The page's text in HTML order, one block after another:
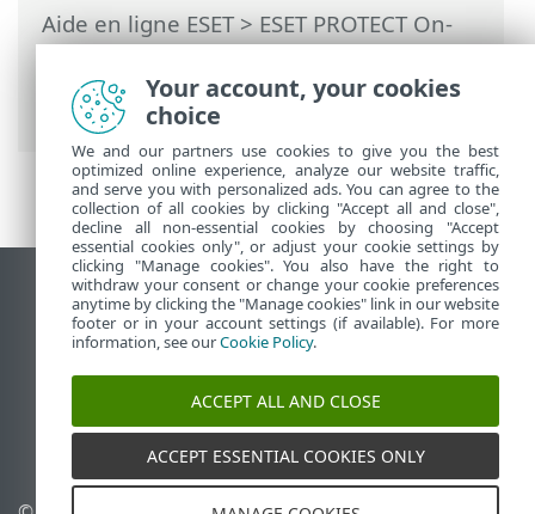
Aide en ligne ESET>ESET PROTECT On-
Prem>Utilisation d'ESET PROTECT On-
Prem>ESET PROTECT On-Prem Menu
principal
>Plus> Certificats
Afficher le site des postes de travail
End of Life
Base de connaissances ESET
Forum ESET
ESET Status Portal
Support régional
Your account, your cookies
choice
We and our partners use cookies to give you the best
optimized online experience, analyze our website traffic,
and serve you with personalized ads. You can agree to the
collection of all cookies by clicking "Accept all and close",
decline all non-essential cookies by choosing "Accept
essential cookies only", or adjust your cookie settings by
clicking "Manage cookies". You also have the right to
withdraw your consent or change your cookie preferences
anytime by clicking the "Manage cookies" link in our website
footer or in your account settings (if available). For more
information, see ourCookie Policy.
ACCEPT ALL AND CLOSE
ACCEPT ESSENTIAL COOKIES ONLY